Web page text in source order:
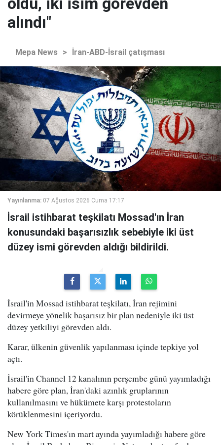
alındı"
Mepa News > İran-ABD-İsrail çatışması
Yayınlanma: 07 Ağustos 2026 Cuma 17:17
İsrail istihbarat teşkilatı Mossad'ın İran
konusundaki başarısızlık sebebiyle iki üst
düzey ismi görevden aldığı bildirildi.
İsrail'in Mossad istihbarat teşkilatı, İran rejimini
devirmeye yönelik başarısız bir plan nedeniyle iki üst
düzey yetkiliyi görevden aldı.
Karar, ülkenin güvenlik yapılanması içinde tepkiye yol
açtı.
İsrail'in Channel 12 kanalının perşembe günü yayımladığı
habere göre plan, İran'daki azınlık gruplarının
kullanılmasını ve hükümete karşı protestoların
körüklenmesini içeriyordu.
New York Times'ın mart ayında yayımladığı habere göre